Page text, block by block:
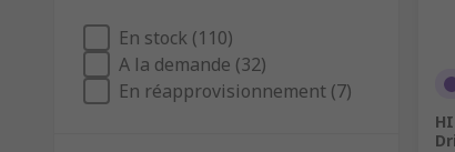
En stock (110)
A la demande (32)
En réapprovisionnement (7)